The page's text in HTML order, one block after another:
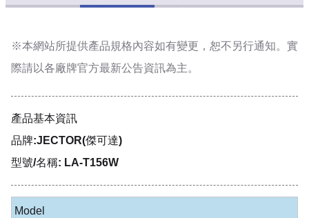
※本網站所提供產品規格內容如有變更，恕不另行通知。實
際請以各廠牌官方最新公告資訊為主。
產品基本資訊
品牌:JECTOR(傑可達)
型號/名稱: LA-T156W
Model